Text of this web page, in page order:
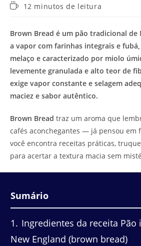
Tempo12 minutos de leitura
Brown Bread é um pão tradicional de
a vapor com farinhas integrais e
melaço e caracterizado por miolo
levemente granulada e alto teor de
exige vapor constante e selagem
maciez e sabor autêntico.
Brown Bread traz um aroma que
cafés aconchegantes — já pensou em
você encontra receitas práticas,
para acertar a textura macia sem
Sumário
1
Ingredientes da receita
New England (brown bread)